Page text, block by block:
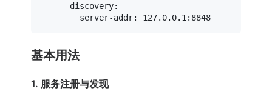
discovery:
server-addr:
127.0.0.1 :8848
基本用法
1. 服务注册与发现